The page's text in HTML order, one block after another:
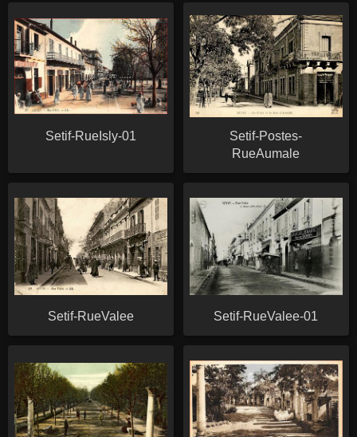
Setif-RueIsly-01
Setif-Postes-
RueAumale
Setif-RueValee Setif-RueValee-01